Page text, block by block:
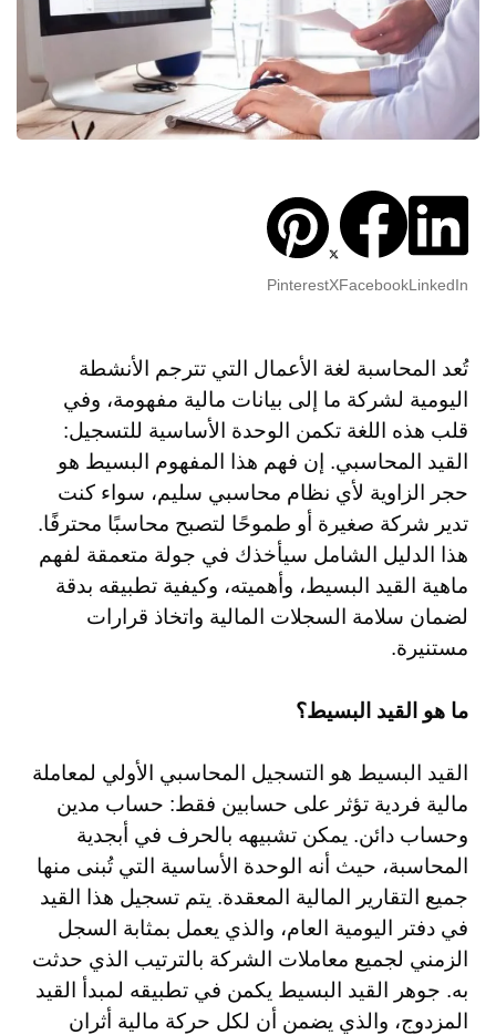
LinkedIn
Facebook
X
Pinterest
تُعد المحاسبة لغة الأعمال التي تترجم الأنشطة
اليومية لشركة ما إلى بيانات مالية مفهومة، وفي
قلب هذه اللغة تكمن الوحدة الأساسية للتسجيل:
القيد المحاسبي. إن فهم هذا المفهوم البسيط هو
حجر الزاوية لأي نظام محاسبي سليم، سواء كنت
تدير شركة صغيرة أو طموحًا لتصبح محاسبًا محترفًا.
هذا الدليل الشامل سيأخذك في جولة متعمقة لفهم
ماهية القيد البسيط، وأهميته، وكيفية تطبيقه بدقة
لضمان سلامة السجلات المالية واتخاذ قرارات
مستنيرة.
ما هو القيد البسيط؟
القيد البسيط هو التسجيل المحاسبي الأولي لمعاملة
مالية فردية تؤثر على حسابين فقط: حساب مدين
وحساب دائن. يمكن تشبيهه بالحرف في أبجدية
المحاسبة، حيث أنه الوحدة الأساسية التي تُبنى منها
جميع التقارير المالية المعقدة. يتم تسجيل هذا القيد
في دفتر اليومية العام، والذي يعمل بمثابة السجل
الزمني لجميع معاملات الشركة بالترتيب الذي حدثت
به. جوهر القيد البسيط يكمن في تطبيقه لمبدأ القيد
المزدوج، والذي يضمن أن لكل حركة مالية أثران